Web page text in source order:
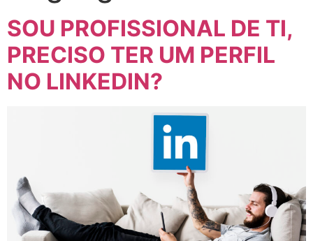
SOU PROFISSIONAL DE TI,
PRECISO TER UM PERFIL
NO LINKEDIN?